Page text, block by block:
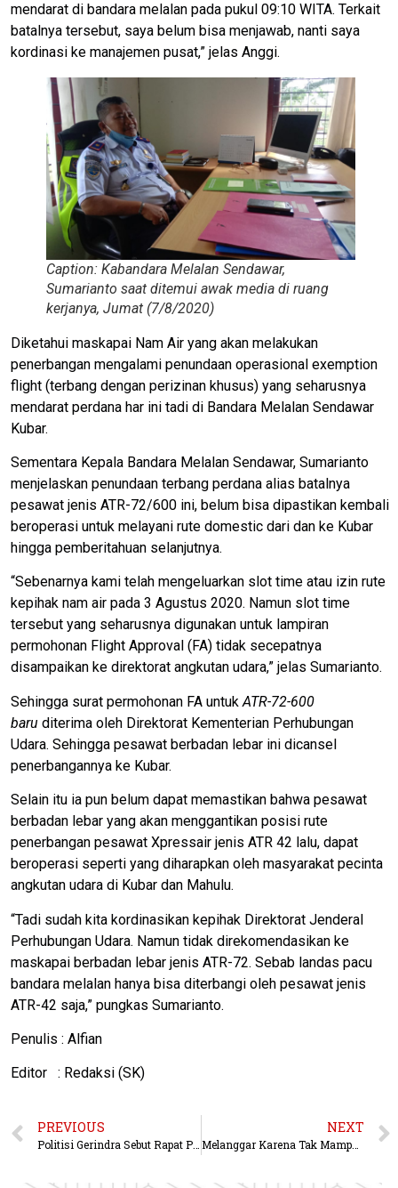
mendarat di bandara melalan pada pukul 09:10 WITA. Terkait
batalnya tersebut, saya belum bisa menjawab, nanti saya
kordinasi ke manajemen pusat,” jelas Anggi.
Caption: Kabandara Melalan Sendawar,
Sumarianto saat ditemui awak media di ruang
kerjanya, Jumat (7/8/2020)
Diketahui maskapai Nam Air yang akan melakukan
penerbangan mengalami penundaan operasional exemption
flight (terbang dengan perizinan khusus) yang seharusnya
mendarat perdana har ini tadi di Bandara Melalan Sendawar
Kubar.
Sementara Kepala Bandara Melalan Sendawar, Sumarianto
menjelaskan penundaan terbang perdana alias batalnya
pesawat jenis ATR-72/600 ini, belum bisa dipastikan kembali
beroperasi untuk melayani rute domestic dari dan ke Kubar
hingga pemberitahuan selanjutnya.
“Sebenarnya kami telah mengeluarkan slot time atau izin rute
kepihak nam air pada 3 Agustus 2020. Namun slot time
tersebut yang seharusnya digunakan untuk lampiran
permohonan Flight Approval (FA) tidak secepatnya
disampaikan ke direktorat angkutan udara,” jelas Sumarianto.
Sehingga surat permohonan FA untuk ATR-72-600
baru diterima oleh Direktorat Kementerian Perhubungan
Udara. Sehingga pesawat berbadan lebar ini dicansel
penerbangannya ke Kubar.
Selain itu ia pun belum dapat memastikan bahwa pesawat
berbadan lebar yang akan menggantikan posisi rute
penerbangan pesawat Xpressair jenis ATR 42 lalu, dapat
beroperasi seperti yang diharapkan oleh masyarakat pecinta
angkutan udara di Kubar dan Mahulu.
“Tadi sudah kita kordinasikan kepihak Direktorat Jenderal
Perhubungan Udara. Namun tidak direkomendasikan ke
maskapai berbadan lebar jenis ATR-72. Sebab landas pacu
bandara melalan hanya bisa diterbangi oleh pesawat jenis
ATR-42 saja,” pungkas Sumarianto.
Penulis : Alfian
Editor : Redaksi (SK)
PREVIOUS NEXT
Melanggar Karena Tak Mampu, Barkati Akan Beri Masker